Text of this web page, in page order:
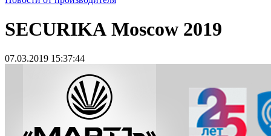
SECURIKA Moscow 2019
07.03.2019 15:37:44